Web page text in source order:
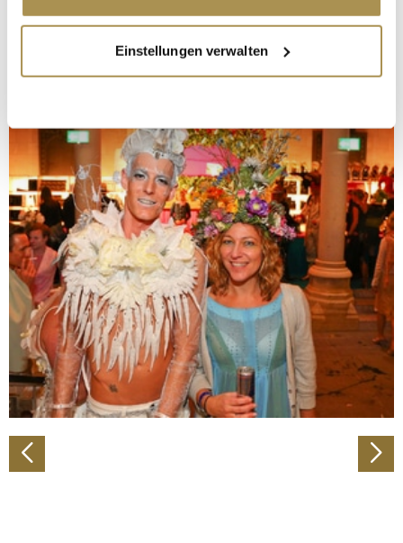
Informationen über Ihre geografische Lage
erfassen, welche bis auf einige Meter genau sein
bestimmten Merkmalen (Fingerprinting) identifizieren
Erfahren Sie mehr darüber, wie Ihre persönlichen Daten
verarbeitet werden, und legen Sie Ihre Präferenzen im
Abschnitt Einzelheitenfest.
Wir verwenden Cookies, um Inhalte und Anzeigen zu
personalisieren, Funktionen für soziale Medien anbieten
zu können und die Zugriffe auf unsere Website zu
analysieren. Außerdem geben wir Informationen zu Ihrer
Verwendung unserer Website an unsere Partner für
soziale Medien, Werbung und Analysen weiter. Unsere
Partner führen diese Informationen möglicherweise mit
weiteren Daten zusammen, die Sie ihnen bereitgestellt
gesammelt haben.
Einstellungen verwalten